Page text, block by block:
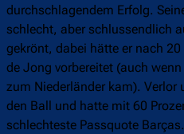
durchschlagendem Erfolg.
schlecht, aber schlussendlich
gekrönt, dabei hätte er nach
de Jong vorbereitet (auch
zum Niederländer kam). Verlor
den Ball und hatte mit 60
schlechteste Passquote